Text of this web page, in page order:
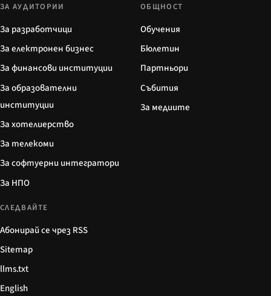
ЗА АУДИТОРИИ
За разработчици
За електронен бизнес
За финансови институции
За образователни
институции
За хотелиерство
За телекоми
За софтуерни интегратори
За НПО
ОБЩНОСТ
Обучения
Бюлетин
Партньори
Събития
За медиите
СЛЕДВАЙТЕ
Абонирай се чрез RSS
Sitemap
llms.txt
English